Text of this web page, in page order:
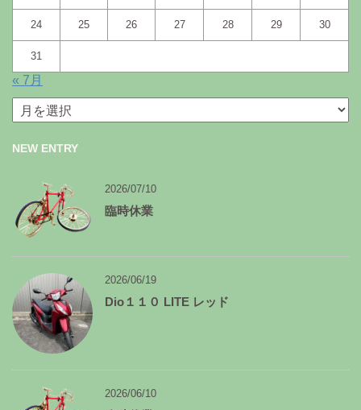
24 25 26 27 28 29 30
31
« 7月
月
別
ー
ブ
NEW ENTRY
2026/07/10
臨時休業
2026/06/19
Dio１１０ LITE レッド
2026/06/10